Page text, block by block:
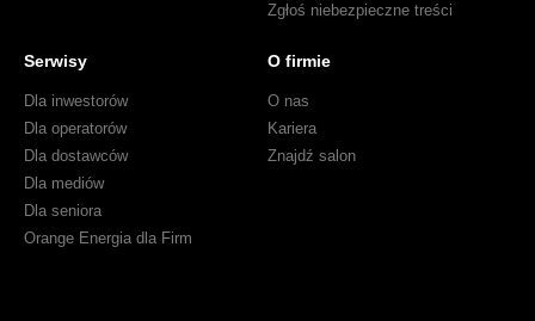
Zgłoś niebezpieczne treści
Serwisy
Dla inwestorów
Dla operatorów
Dla dostawców
Dla mediów
Dla seniora
Orange Energia dla Firm
O firmie
O nas
Kariera
Znajdź salon